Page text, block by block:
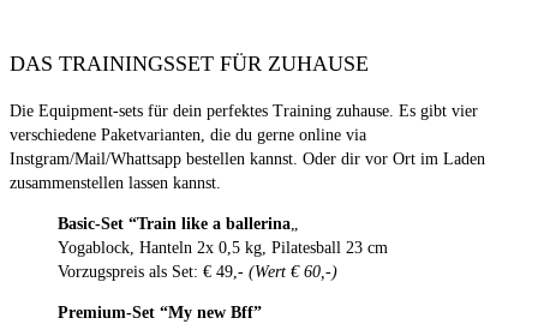
DAS TRAININGSSET FÜR ZUHAUSE
Die Equipment-sets für dein perfektes Training zuhause. Es gibt vier
verschiedene Paketvarianten, die du gerne online via
Instgram/Mail/Whattsapp bestellen kannst. Oder dir vor Ort im Laden
zusammenstellen lassen kannst.
Basic-Set “Train like a ballerina„
Yogablock, Hanteln 2x 0,5 kg, Pilatesball 23 cm
Vorzugspreis als Set: € 49,- (Wert € 60,-)
Premium-Set “My new Bff”